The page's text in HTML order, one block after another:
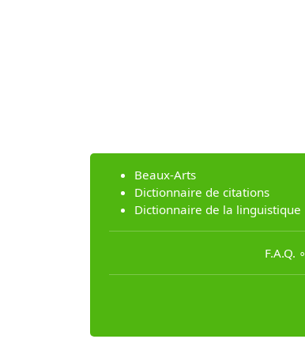
Beaux-Arts
Dictionnaire de citations
Dictionnaire de la linguistique
F.A.Q. ∘